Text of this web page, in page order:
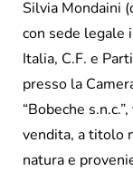
Silvia Mondaini
con sede legale
Italia, C.F. e
presso la
“Bobeche
vendita, a titolo
natura e